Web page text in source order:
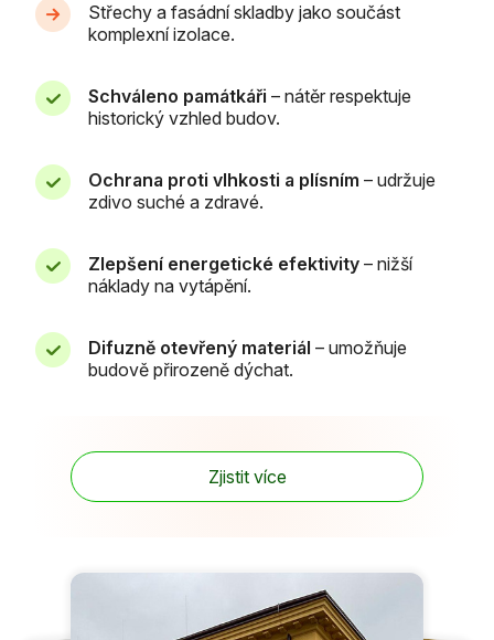
Střechy a fasádní skladby jako součást
komplexní izolace.
Schváleno památkáři – nátěr respektuje
historický vzhled budov.
Ochrana proti vlhkosti a plísním – udržuje
zdivo suché a zdravé.
Zlepšení energetické efektivity – nižší
náklady na vytápění.
Difuzně otevřený materiál – umožňuje
budově přirozeně dýchat.
Zjistit více